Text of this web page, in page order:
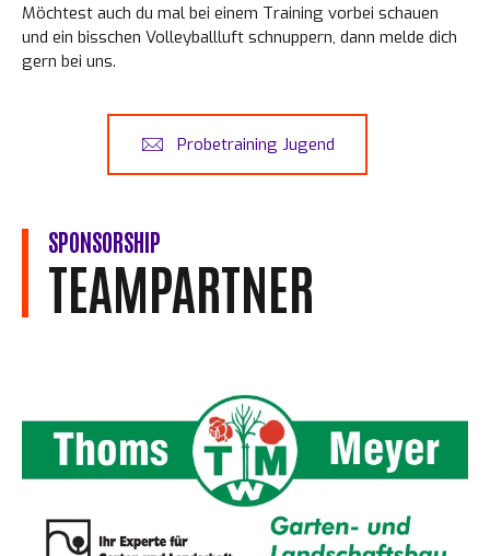
Möchtest auch du mal bei einem Training vorbei schauen
und ein bisschen Volleyballluft schnuppern, dann melde dich
gern bei uns.
Probetraining Jugend
SPONSORSHIP
TEAMPARTNER